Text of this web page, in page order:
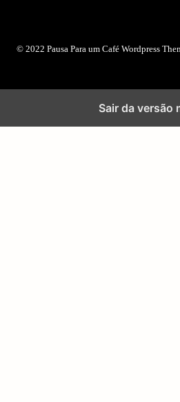
© 2022 Pausa Para um Café Wordpress
Sair da versão